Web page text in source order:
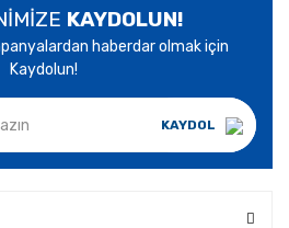
KAYDOLUN!
haberdar olmak için
Kaydolun!
KAYDOL